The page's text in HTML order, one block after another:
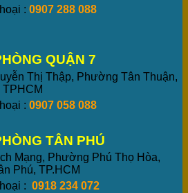
: 0907 288 088
QUẬN 7
Thị Thập, Phường Tân Thuận,
TPHCM
: 0907 058 088
TÂN PHÚ
Mạng, Phường Phú Thọ Hòa,
Phú, TP.HCM
: 0918 234 072